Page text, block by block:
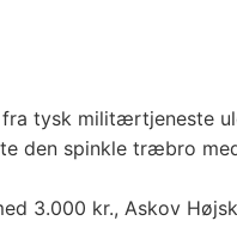
tysk militærtjeneste
den spinkle træbro
3.000 kr., Askov